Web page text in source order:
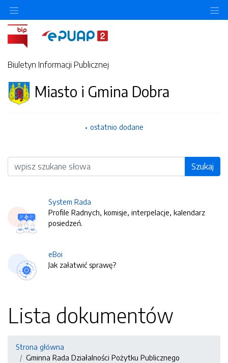
Biuletyn Informacji Publicznej
Miasto i Gmina Dobra
ostatnio dodane
Wyszukiwarka Szukaj
System Rada
Profile Radnych, komisje, interpelacje, kalendarz
posiedzeń.
eBoi
Jak załatwić sprawę?
Lista dokumentów
Strona główna
Gminna Rada Działalności Pożytku Publicznego